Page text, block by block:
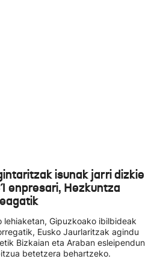
isunak jarri dizkie
enpresari, Hezkuntza
Gipuzkoako ibilbideak
Eusko Jaurlaritzak agindu
Bizkaian eta Araban esleipendun
betetzera behartzeko.